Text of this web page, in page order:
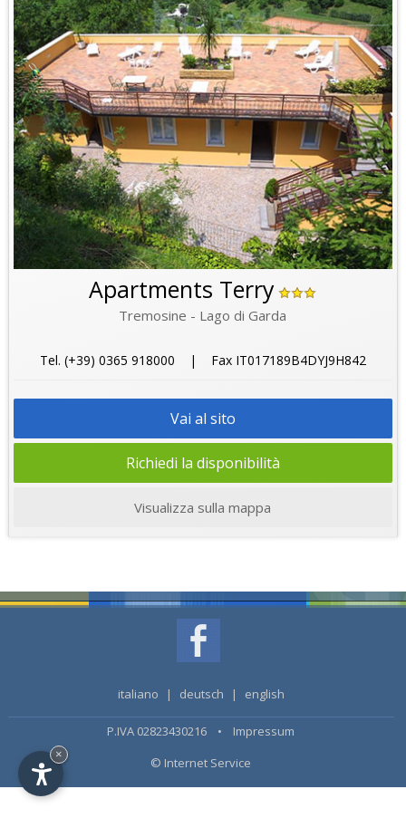
Apartments Terry
Tremosine - Lago di Garda
Tel. (+39) 0365 918000 | Fax IT017189B4DYJ9H842
Vai al sito
Richiedi la disponibilità
Visualizza sulla mappa
italiano | deutsch | english
P.IVA 02823430216 • Impressum
© Internet Service
×